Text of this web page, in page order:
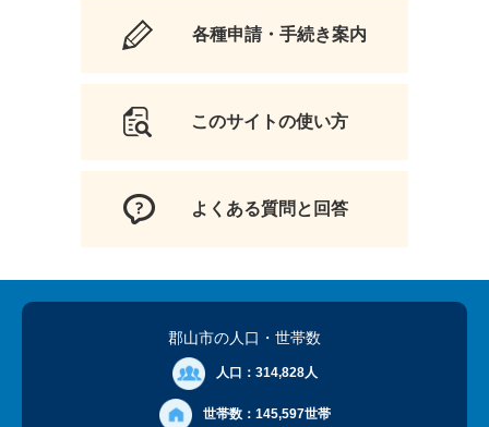
各種申請・手続き案内
このサイトの使い方
よくある質問と回答
郡山市の人口 ・世帯数
人口： 314,828人
世帯数： 145,597世帯